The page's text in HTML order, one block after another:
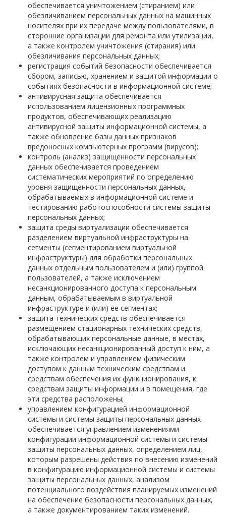
обеспечивается уничтожением (стиранием) или
обезличиванием персональных данных на машинных
носителях при их передаче между пользователями, в
сторонние организации для ремонта или утилизации,
а также контролем уничтожения (стирания) или
обезличивания персональных данных;
регистрация событий безопасности обеспечивается
сбором, записью, хранением и защитой информации о
событиях безопасности в информационной системе;
антивирусная защита обеспечивается
использованием лицензионных программных
продуктов, обеспечивающих реализацию
антивирусной защиты информационной системы, а
также обновление базы данных признаков
вредоносных компьютерных программ (вирусов);
контроль (анализ) защищенности персональных
данных обеспечивается проведением
систематических мероприятий по определению
уровня защищенности персональных данных,
обрабатываемых в информационной системе и
тестированию работоспособности системы защиты
персональных данных;
защита среды виртуализации обеспечивается
разделением виртуальной инфраструктуры на
сегменты (сегментированием виртуальной
инфраструктуры) для обработки персональных
данных отдельным пользователем и (или) группой
пользователей, а также исключением
несанкционированного доступа к персональным
данным, обрабатываемым в виртуальной
инфраструктуре и (или) её сегментах;
защита технических средств обеспечивается
размещением стационарных технических средств,
обрабатывающих персональные данные, в местах,
исключающих несанкционированный доступ к ним, а
также контролем и управлением физическим
доступом к данным техническим средствам и
средствам обеспечения их функционирования, к
средствам защиты информации и в помещения, где
эти средства расположены;
управлением конфигурацией информационной
системы и системы защиты персональных данных
обеспечивается управлением изменениями
конфигурации информационной системы и системы
защиты персональных данных, определением лиц,
которым разрешены действия по внесению изменений
в конфигурацию информационной системы и системы
защиты персональных данных, анализом
потенциального воздействия планируемых изменений
на обеспечение безопасности персональных данных,
а также документированием таких изменений.